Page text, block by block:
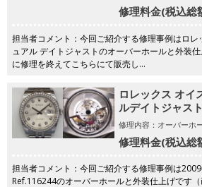
修理料金(税込総
担当者コメント：今回ご紹介する修理事例はロ
ュアル デイトジャストのオーバーホールと外装
に修理を終えてこちらにて販売し…
ロレックス オイ
ルデイトジャス
修理内容：オーバーホ
修理料金(税込総
担当者コメント：今回ご紹介する修理事例は
Ref.116244のオーバーホールと外装仕上げです